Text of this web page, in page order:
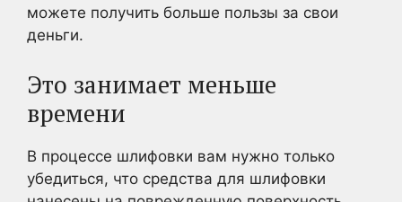
можете получить больше пользы за свои
деньги.
Это занимает меньше
времени
В процессе шлифовки вам нужно только
убедиться, что средства для шлифовки